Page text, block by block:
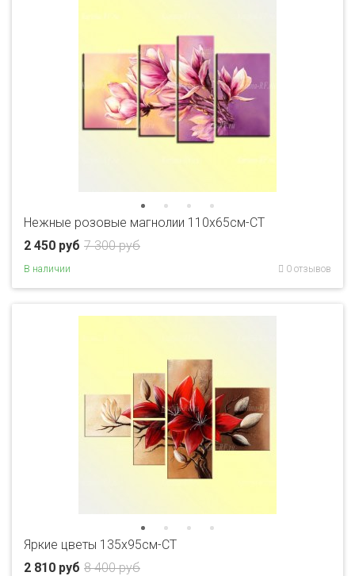
Нежные розовые магнолии 110х65см-CT
7 300 руб
2 450 руб
В наличии 0 отзывов
Яркие цветы 135х95см-CT
8 400 руб
2 810 руб